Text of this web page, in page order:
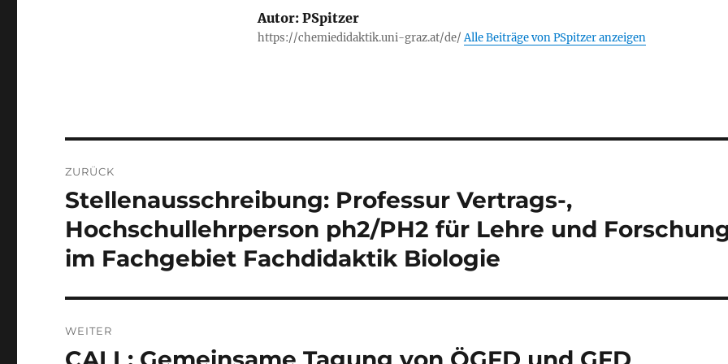
Autor:PSpitzer
https://chemiedidaktik.uni-graz.at/de/Alle Beiträge von PSpitzer anzeigen
ZURÜCK
Vorheriger
Beitrag:
Stellenausschreibung: Professur Vertrags-,
Hochschullehrperson ph2/PH2 für Lehre und
im Fachgebiet Fachdidaktik Biologie
WEITER
Nächster